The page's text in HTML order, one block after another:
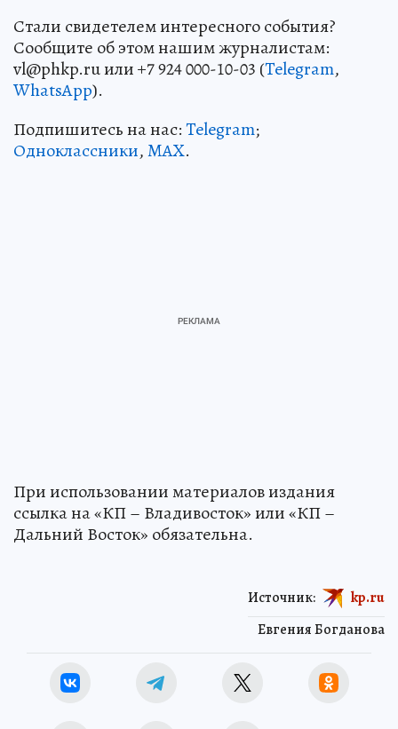
Стали свидетелем интересного события?
Сообщите об этом нашим журналистам:
vl@phkp.ru или +7 924 000-10-03 (Telegram,
WhatsApp).
Подпишитесь на нас:Telegram;
Одноклассники,MAX.
При использовании материалов издания
ссылка на «КП – Владивосток» или «КП –
Дальний Восток» обязательна.
Евгения Богданова
Источник: kp.ru